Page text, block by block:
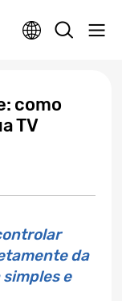
como
TV
da
e